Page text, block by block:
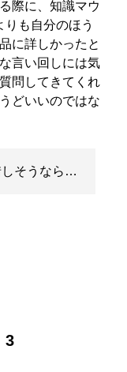
際に、知識マウ
も自分のほう
に詳しかったと
言い回しには気
問してきてくれ
どいいのではな
そうなら…
3 』（光文社）で